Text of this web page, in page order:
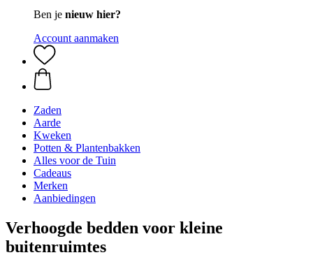
Ben je nieuw hier?
Account aanmaken
Zaden
Aarde
Kweken
Potten & Plantenbakken
Alles voor de Tuin
Cadeaus
Merken
Aanbiedingen
Verhoogde bedden voor kleine
buitenruimtes